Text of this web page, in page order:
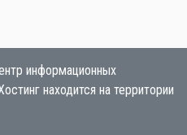
информационных
находится на территории